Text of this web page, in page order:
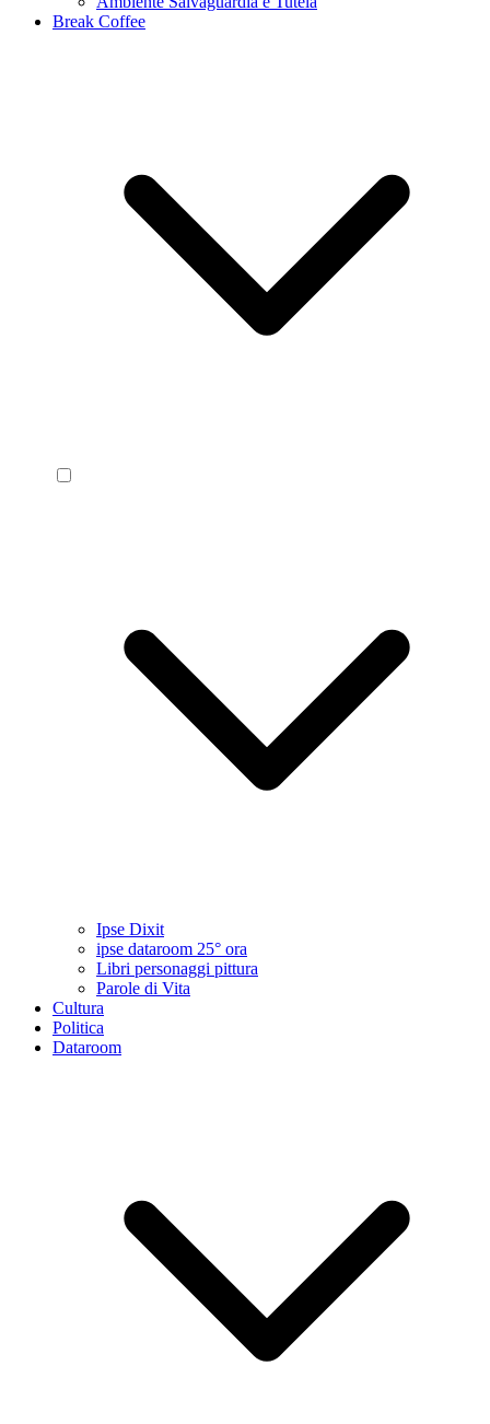
Break Coffee
Ipse Dixit
ipse dataroom 25° ora
Libri personaggi pittura
Parole di Vita
Cultura
Politica
Dataroom